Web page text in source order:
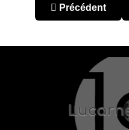
Article
Précédent